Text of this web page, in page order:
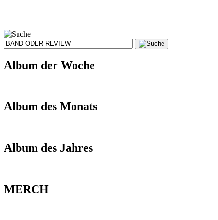
Album der Woche
Album des Monats
Album des Jahres
MERCH